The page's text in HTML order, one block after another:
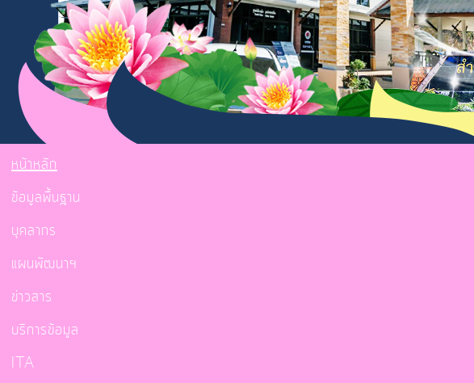
หน้าหลัก
ข้อมูลพื้นฐาน
บุคลากร
แผนพัฒนาฯ
ข่าวสาร
บริการข้อมูล
ITA